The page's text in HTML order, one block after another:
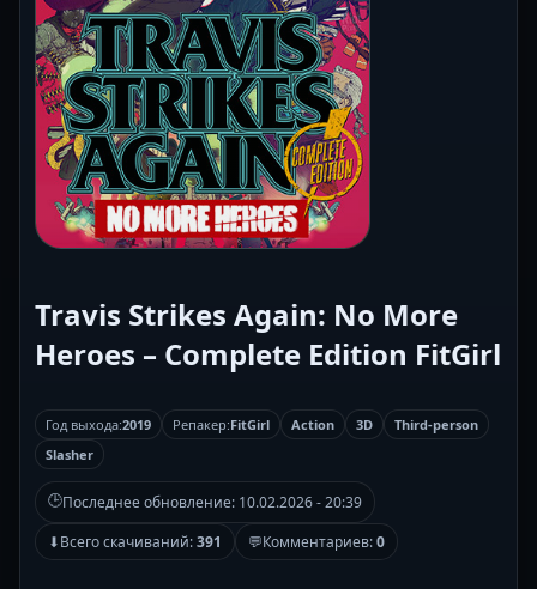
Travis Strikes Again: No More
Heroes – Complete Edition FitGirl
Год выхода:2019 Репакер:FitGirl Action 3D
Third-person
Slasher
🕒Последнее обновление: 10.02.2026 - 20:39
⬇Всего скачиваний:391 💬Комментариев:0